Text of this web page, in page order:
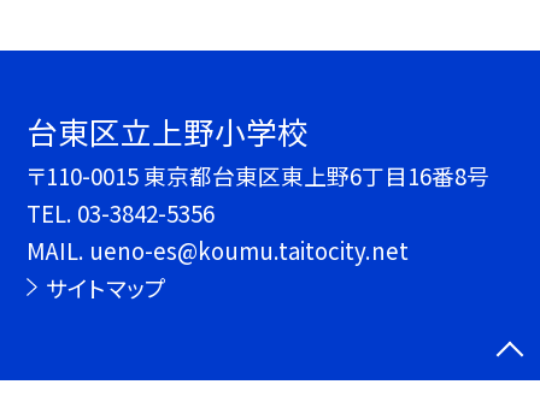
台東区立上野小学校
〒110-0015 東京都台東区東上野6丁目16番8号
TEL. 03-3842-5356
MAIL. ueno-es@koumu.taitocity.net
サイトマップ